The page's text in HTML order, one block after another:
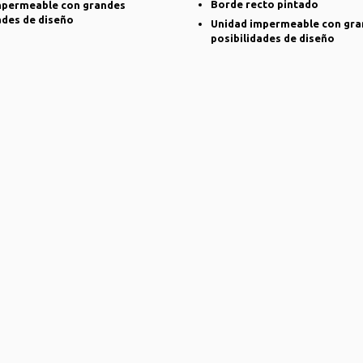
con grandes
de diseño
Borde recto pintado
Unidad impermeable con
posibilidades de diseño